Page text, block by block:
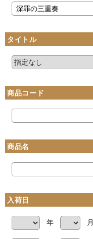
タイトル
商品コード
商品名
入荷日
年 月